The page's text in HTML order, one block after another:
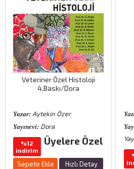
Veteriner Özel Histoloji
4.Baskı/Dora
Yazar: Aytekin Özer
Yayınevi: Dora
%12
indirim
Üyelere Özel
Sepete Ekle Hızlı Detay